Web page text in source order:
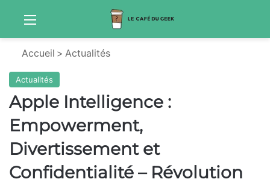
Menu
Accueil > Actualités
Actualités
Apple Intelligence :
Empowerment,
Divertissement et
Confidentialité – Révolution